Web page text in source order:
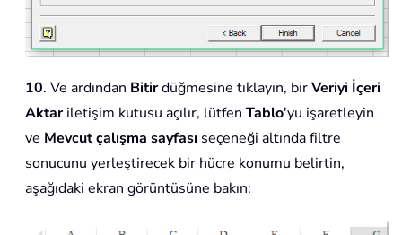
10. Ve ardından Bitirdüğmesine tıklayın, birVeriyi İçeri
Aktariletişim kutusu açılır, lütfen Tablo'yu işaretleyin
ve Mevcut çalışma sayfası seçeneği altında filtre
sonucunu yerleştirecek bir hücre konumu belirtin,
aşağıdaki ekran görüntüsüne bakın: